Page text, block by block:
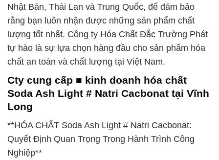
Nhật Bản, Thái Lan và Trung Quốc, để đảm bảo
rằng bạn luôn nhận được những sản phẩm chất
lượng tốt nhất. Công ty Hóa Chất Đắc Trường Phát
tự hào là sự lựa chọn hàng đầu cho sản phẩm hóa
chất an toàn và chất lượng tại Việt Nam.
Cty cung cấp ■ kinh doanh hóa chất
Soda Ash Light # Natri Cacbonat tại Vĩnh
Long
**HÓA CHẤT Soda Ash Light # Natri Cacbonat:
Quyết Định Quan Trọng Trong Hành Trình Công
Nghiệp**